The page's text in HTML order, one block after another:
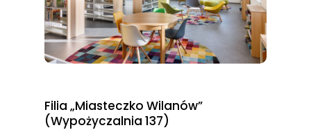
Filia „Miasteczko Wilanów”
(Wypożyczalnia 137)